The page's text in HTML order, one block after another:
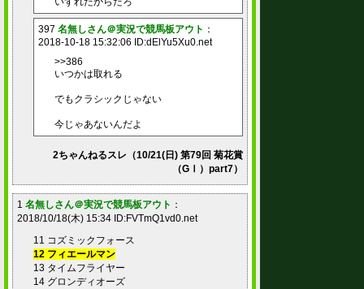
397 名無しさん＠実況で競馬板アウト ：
2018-10-18 15:32:06 ID:dElYu5Xu0.net
>>386
いつかは取れる
でもクラシックじゃない
今じゃあないんだよ
2ちゃんねるスレ（10/21(日) 第79回 菊花賞
（GⅠ）part7）
1 名無しさん＠実況で競馬板アウト ：
2018/10/18(木) 15:34 ID:FVTmQ1vd0.net
11 コズミックフォース
12 フィエールマン
13 タイムフライヤー
14 グロンディオーズ